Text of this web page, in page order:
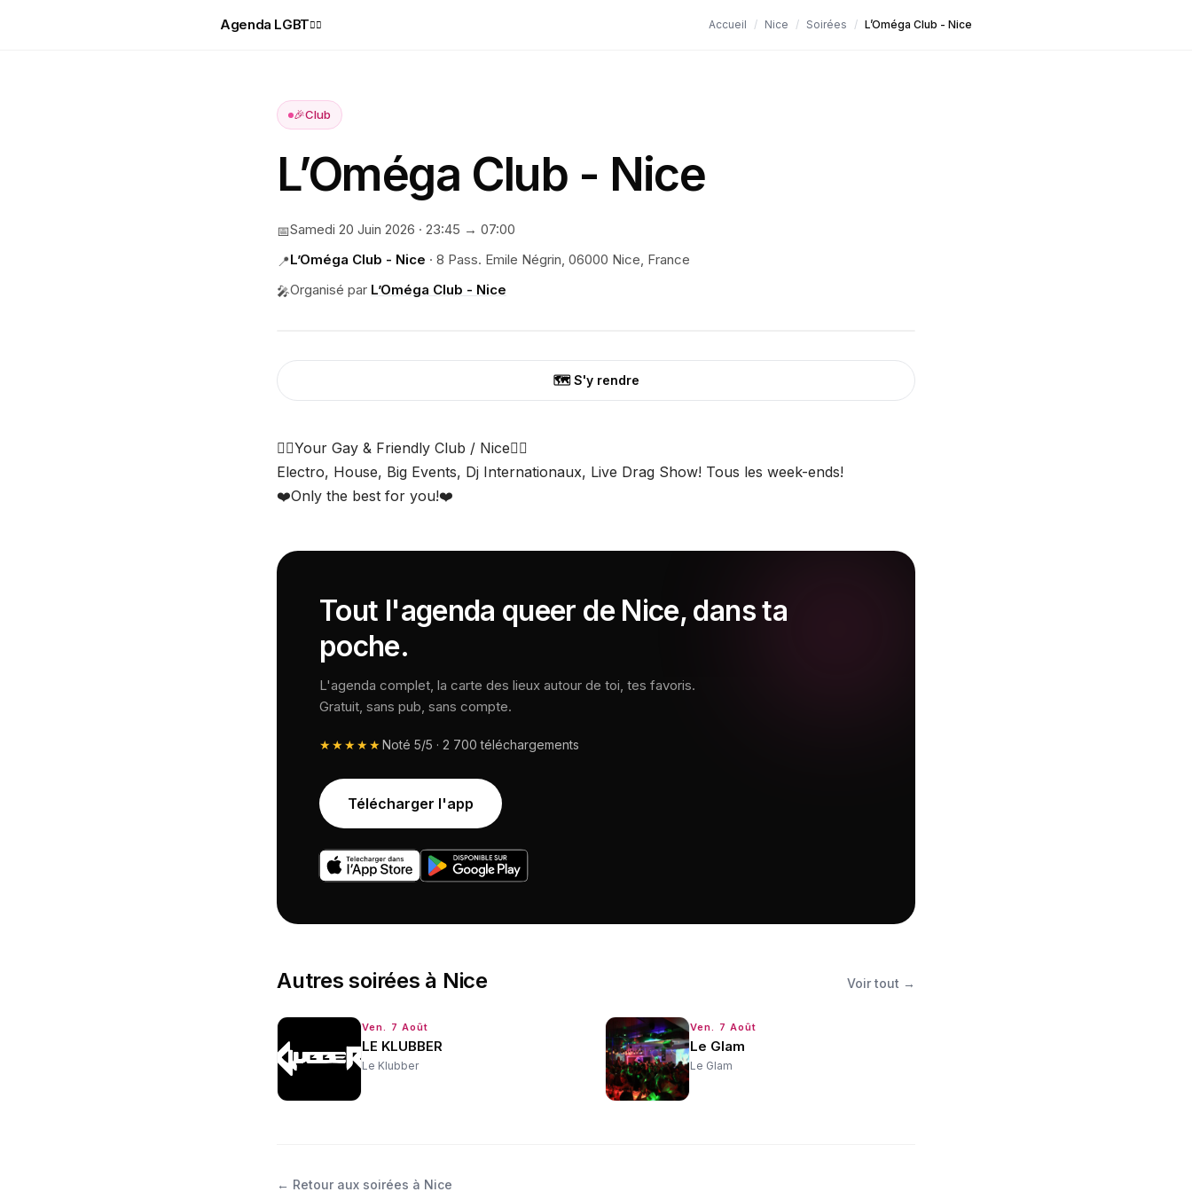
Agenda LGBT🏳️‍🌈 Accueil / Nice / Soirées / L’Oméga Club - Nice
🎉Club
L’Oméga Club - Nice
📅Samedi 20 Juin 2026 · 23:45 → 07:00
📍L’Oméga Club - Nice · 8 Pass. Emile Négrin, 06000 Nice, France
🎤Organisé par L’Oméga Club - Nice
🗺️ S'y rendre
🏳️‍🌈Your Gay & Friendly Club / Nice🏳️‍🌈
Electro, House, Big Events, Dj Internationaux, Live Drag Show! Tous les week-ends!
❤️Only the best for you!❤️
Tout l'agenda queer de Nice, dans ta
poche.
L'agenda complet, la carte des lieux autour de toi, tes favoris.
Gratuit, sans pub, sans compte.
★★★★★Noté 5/5 · 2 700 téléchargements
Télécharger l'app
Autressoirées à Nice Voir tout →
Ven. 7 Août
LE KLUBBER
Le Klubber
Ven. 7 Août
Le Glam
Le Glam
← Retour aux soirées à Nice